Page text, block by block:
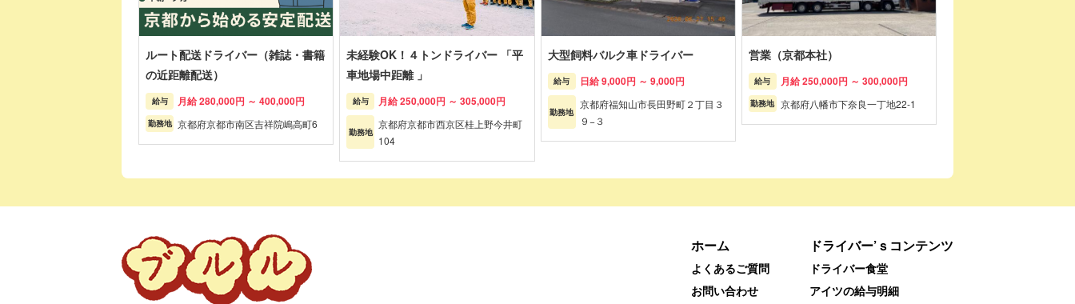
ルート配送ドライバー（雑誌・書籍
の近距離配送）
給与 月給 280,000円 ～ 400,000円
勤務地 京都府京都市南区吉祥院嶋高町6
未経験OK！４トンドライバー 「平
車地場中距離 」
給与 月給 250,000円 ～ 305,000円
勤務地
京都府京都市西京区桂上野今井町
104
大型飼料バルク車ドライバー
給与 日給 9,000円 ～ 9,000円
勤務地
京都府福知山市長田野町２丁目３
９−３
営業（京都本社）
給与 月給 250,000円 ～ 300,000円
勤務地 京都府八幡市下奈良一丁地22-1
ホーム
よくあるご質問
お問い合わせ
ドライバー’ｓコンテンツ
ドライバー食堂
アイツの給与明細